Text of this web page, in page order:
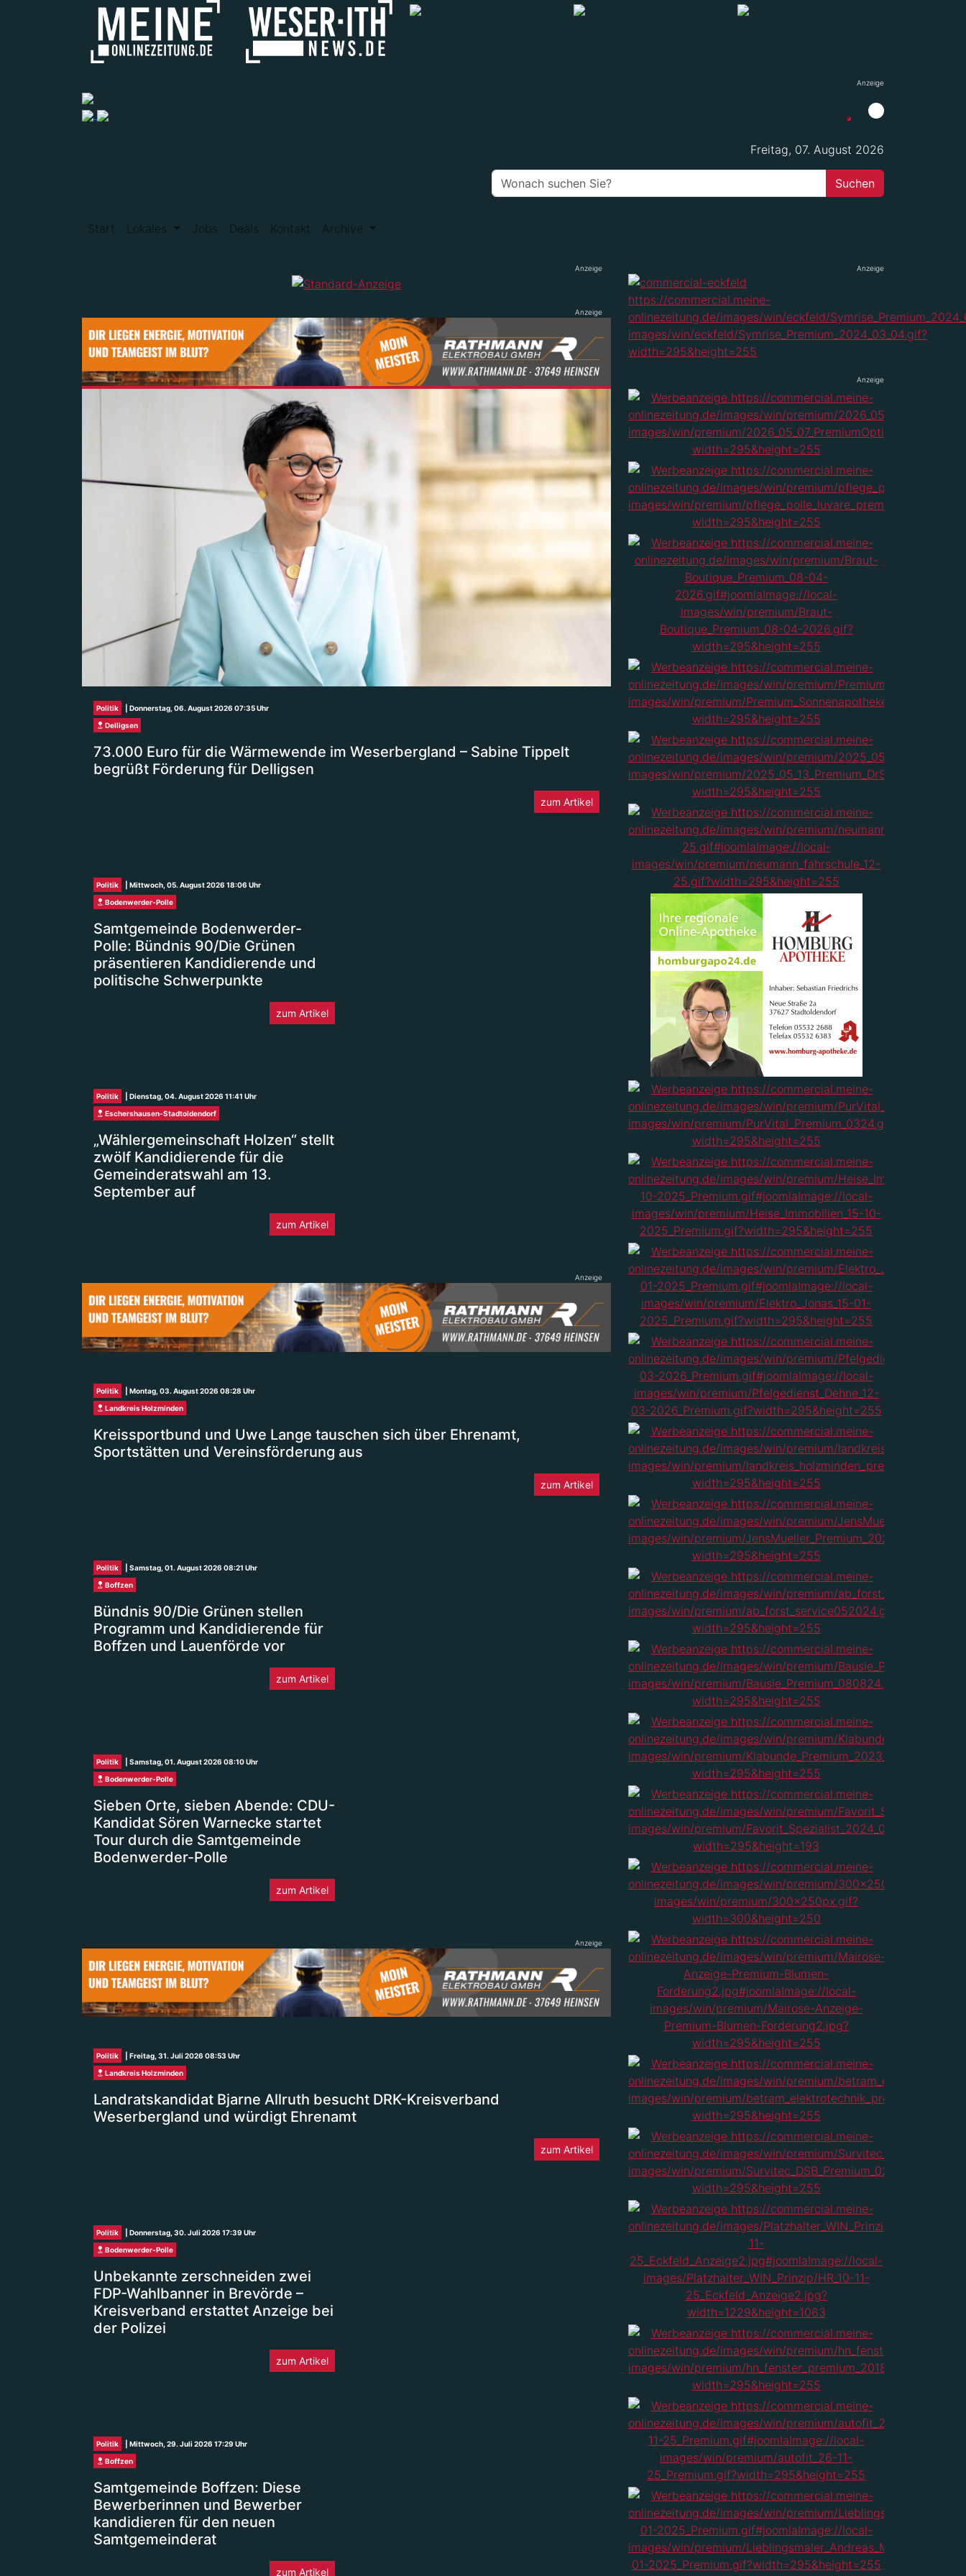
Anzeige
Freitag, 07. August 2026
Start Lokales Jobs Deals Kontakt Archive
Anzeige
Anzeige
Politik
| Donnerstag, 06. August 2026 07:35 Uhr
Delligsen
73.000 Euro für die Wärmewende im Weserbergland – Sabine Tippelt
begrüßt Förderung für Delligsen
zum Artikel
Politik
| Mittwoch, 05. August 2026 18:06 Uhr
Bodenwerder-Polle
Samtgemeinde Bodenwerder-
Polle: Bündnis 90/Die Grünen
präsentieren Kandidierende und
politische Schwerpunkte
zum Artikel
Politik
| Dienstag, 04. August 2026 11:41 Uhr
Eschershausen-Stadtoldendorf
„Wählergemeinschaft Holzen“ stellt
zwölf Kandidierende für die
Gemeinderatswahl am 13.
September auf
zum Artikel
Anzeige
Politik
| Montag, 03. August 2026 08:28 Uhr
Landkreis Holzminden
Kreissportbund und Uwe Lange tauschen sich über Ehrenamt,
Sportstätten und Vereinsförderung aus
zum Artikel
Politik
| Samstag, 01. August 2026 08:21 Uhr
Boffzen
Bündnis 90/Die Grünen stellen
Programm und Kandidierende für
Boffzen und Lauenförde vor
zum Artikel
Politik
| Samstag, 01. August 2026 08:10 Uhr
Bodenwerder-Polle
Sieben Orte, sieben Abende: CDU-
Kandidat Sören Warnecke startet
Tour durch die Samtgemeinde
Bodenwerder-Polle
zum Artikel
Anzeige
Politik
| Freitag, 31. Juli 2026 08:53 Uhr
Landkreis Holzminden
Landratskandidat Bjarne Allruth besucht DRK-Kreisverband
Weserbergland und würdigt Ehrenamt
zum Artikel
Politik
| Donnerstag, 30. Juli 2026 17:39 Uhr
Bodenwerder-Polle
Unbekannte zerschneiden zwei
FDP-Wahlbanner in Brevörde –
Kreisverband erstattet Anzeige bei
der Polizei
zum Artikel
Politik
| Mittwoch, 29. Juli 2026 17:29 Uhr
Boffzen
Samtgemeinde Boffzen: Diese
Bewerberinnen und Bewerber
kandidieren für den neuen
Samtgemeinderat
zum Artikel
Anzeige
Anzeige